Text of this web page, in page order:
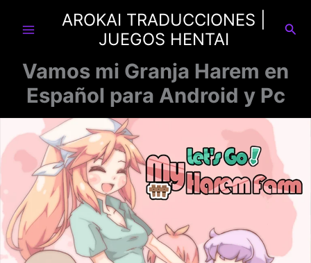
AROKAI TRADUCCIONES |
JUEGOS HENTAI
Vamos mi Granja Harem en
Español para Android y Pc